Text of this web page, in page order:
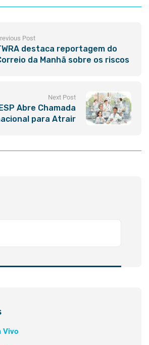
Post
destaca reportagem do
da Manhã sobre os riscos
Next Post
Abre Chamada
para Atrair
Vivo